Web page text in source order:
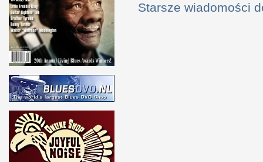
Starsze wiadomości